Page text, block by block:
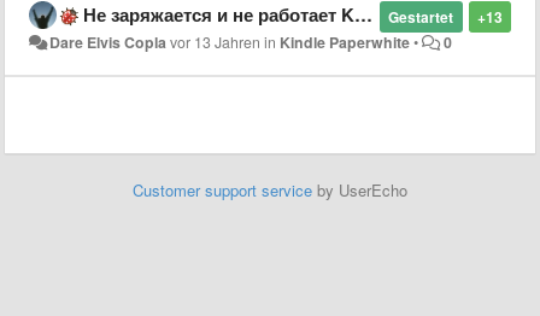
+13
Gestartet
Не заряжается и не работает Kindle Paperwhite
Dare Elvis Coplavor 13 Jahren in Kindle Paperwhite• 0
Customer support service by UserEcho